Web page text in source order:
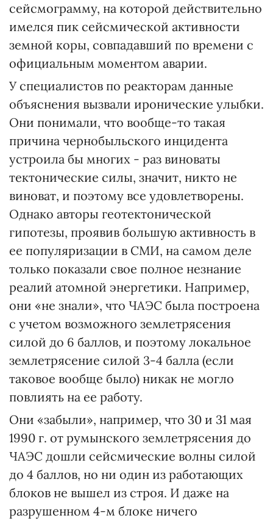
сейсмограмму, на которой действительно
имелся пик сейсмической активности
земной коры, совпадавший по времени с
официальным моментом аварии.
У специалистов по реакторам данные
объяснения вызвали иронические улыбки.
Они понимали, что вообще-то такая
причина чернобыльского инцидента
устроила бы многих - раз виноваты
тектонические силы, значит, никто не
виноват, и поэтому все удовлетворены.
Однако авторы геотектонической
гипотезы, проявив большую активность в
ее популяризации в СМИ, на самом деле
только показали свое полное незнание
реалий атомной энергетики. Например,
они «не знали», что ЧАЭС была построена
с учетом возможного землетрясения
силой до 6 баллов, и поэтому локальное
землетрясение силой 3-4 балла (если
таковое вообще было) никак не могло
повлиять на ее работу.
Они «забыли», например, что 30 и 31 мая
1990 г. от румынского землетрясения до
ЧАЭС дошли сейсмические волны силой
до 4 баллов, но ни один из работающих
блоков не вышел из строя. И даже на
разрушенном 4-м блоке ничего